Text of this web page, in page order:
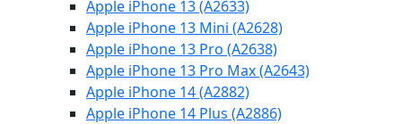
Apple iPhone 13 (A2633)
Apple iPhone 13 Mini (A2628)
Apple iPhone 13 Pro (A2638)
Apple iPhone 13 Pro Max (A2643)
Apple iPhone 14 (A2882)
Apple iPhone 14 Plus (A2886)